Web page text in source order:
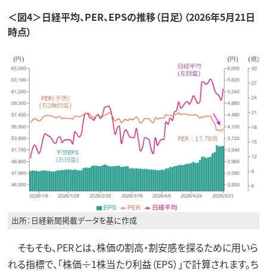
＜図4＞日経平均、PER、EPSの推移（日足）（2026年5月21日
時点）
出所：日経新聞掲載データを基に作成
そもそも、PERとは、株価の割高・割安感を探るために用いら
れる指標で、「株価÷1株当たり利益（EPS）」で計算されます。ち